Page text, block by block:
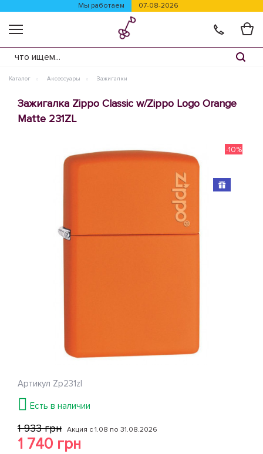
Мы работаем 07-08-2026
Каталог Аксессуары Зажигалки
Зажигалка Zippo Classic w/Zippo Logo Orange
Matte 231ZL
-10%
Артикул Zp231zl
Есть в наличии
1 933 грн Акция с 1.08 по 31.08.2026
1 740 грн